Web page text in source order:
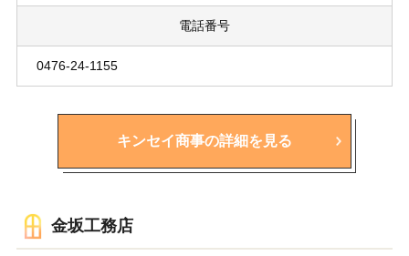
電話番号
0476-24-1155
キンセイ商事の詳細を見る
金坂工務店